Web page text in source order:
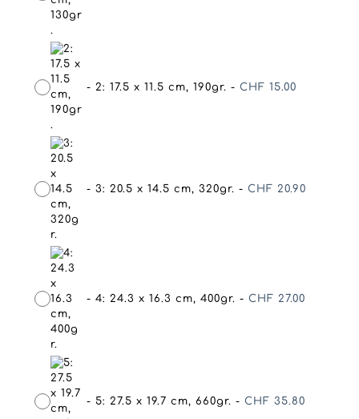
- 2: 17.5 x 11.5 cm, 190gr. - CHF 15.00
- 3: 20.5 x 14.5 cm, 320gr. - CHF 20.90
- 4: 24.3 x 16.3 cm, 400gr. - CHF 27.00
- 5: 27.5 x 19.7 cm, 660gr. - CHF 35.80